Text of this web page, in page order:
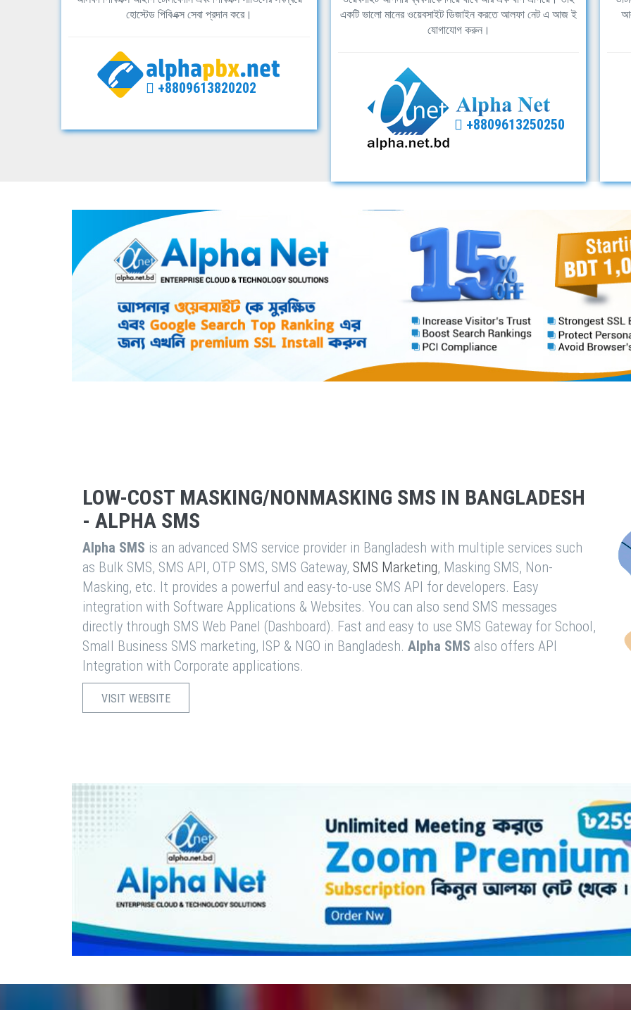
হোস্টেড পিবিএক্স সেবা প্রদান করে।
+8809613820202
একটি ভালো মানের ওয়েবসাইট ডিজাইন করতে আলফা নেট এ আজ ই
যোগাযোগ করুন।
+8809613250250
LOW-COST MASKING/NONMASKING SMS IN BANGLADESH
- ALPHA SMS
Alpha SMS is an advanced SMS service provider in Bangladesh with multiple services such
as Bulk SMS, SMS API, OTP SMS, SMS Gateway, SMS Marketing, Masking SMS, Non-
Masking, etc. It provides a powerful and easy-to-use SMS API for developers. Easy
integration with Software Applications & Websites. You can also send SMS messages
directly through SMS Web Panel (Dashboard). Fast and easy to use SMS Gateway for School,
Small Business SMS marketing, ISP & NGO in Bangladesh. Alpha SMS also offers API
Integration with Corporate applications.
VISIT WEBSITE